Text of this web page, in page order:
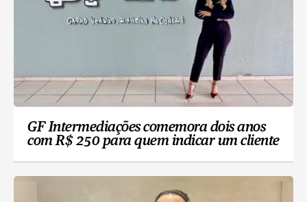
GF Intermediações comemora dois anos
com R$ 250 para quem indicar um cliente